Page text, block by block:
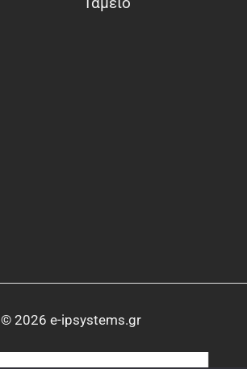
© 2026 e-ipsystems.gr